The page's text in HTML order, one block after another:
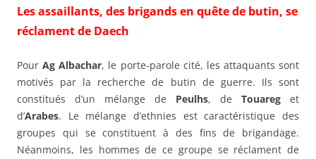
Les assaillants, des brigands en quête de butin, se
réclament de Daech
Pour Ag Albachar, le porte-parole cité, les attaquants sont
motivés par la recherche de butin de guerre. Ils sont
constitués d’un mélange de Peulhs, de Touareg et
d’Arabes. Le mélange d’ethnies est caractéristique des
groupes qui se constituent à des fins de brigandage.
Néanmoins, les hommes de ce groupe se réclament de